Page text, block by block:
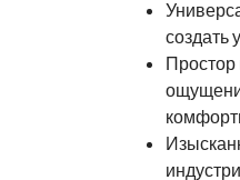
создать
Простор